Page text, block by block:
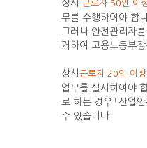
상시 근로자 50인 이
무를 수행하여야 합
그러나 안전관리자
거하여 고용노동부
상시 근로자 20인 이
업무를 실시하여야
로 하는 경우 「산업
수 있습니다.